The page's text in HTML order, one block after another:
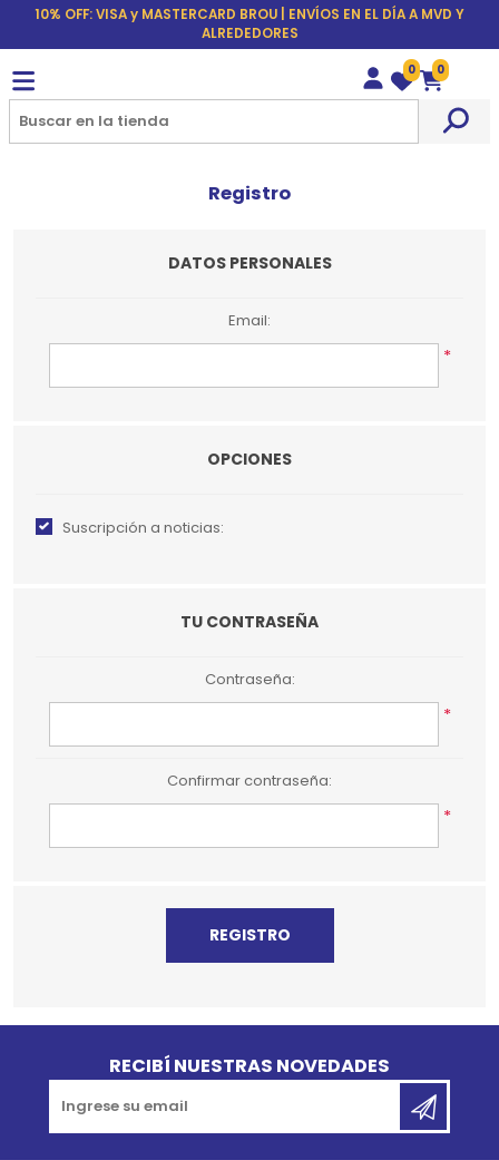
10% OFF: VISA y MASTERCARD BROU | ENVÍOS EN EL DÍA A MVD Y
ALREDEDORES
Wishlist
0
Carrito
0
Registro
DATOS PERSONALES
Email:
*
OPCIONES
Suscripción a noticias:
TU CONTRASEÑA
Contraseña:
*
Confirmar contraseña:
*
RECIBÍ NUESTRAS NOVEDADES